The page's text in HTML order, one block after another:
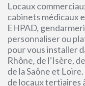
Locaux
cabinets médicaux
EHPAD,
personnaliser ou
pour vous installer
Rhône, de l’Isère,
de la Saône et
de locaux tertiaires